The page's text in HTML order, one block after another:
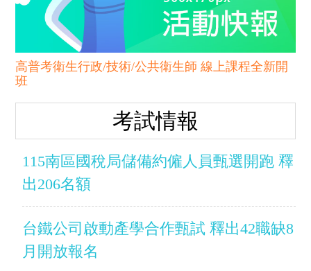
高普考衛生行政/技術/公共衛生師 線上課程全新開
班
考試情報
115南區國稅局儲備約僱人員甄選開跑 釋
出206名額
台鐵公司啟動產學合作甄試 釋出42職缺8
月開放報名